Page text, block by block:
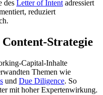
des Letter of Intentadressiert
reduziert
Strategie
Capital-Inhalte
Themen wie
und Due Diligence. So
mit hoher Expertenwirkung.